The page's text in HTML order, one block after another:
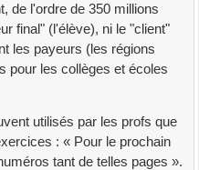
de l'ordre de 350 millions
final" (l'élève), ni le "client"
les payeurs (les régions
pour les collèges et écoles
utilisés par les profs que
: « Pour le prochain
tant de telles pages ».